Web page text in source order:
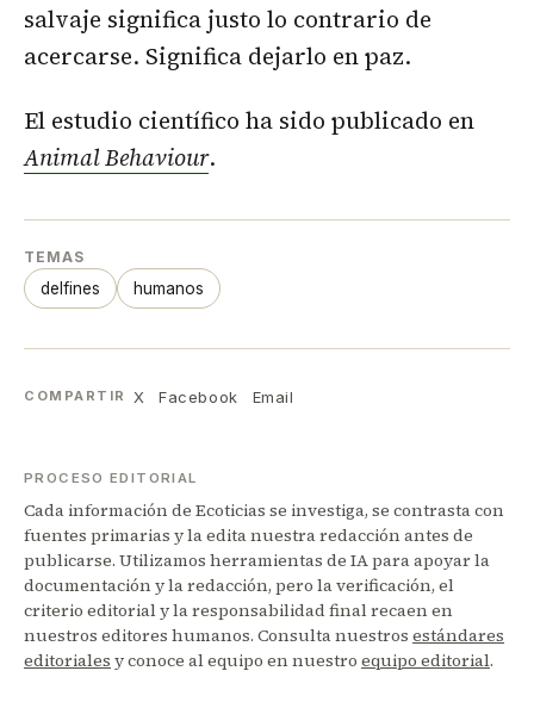
salvaje significa justo lo contrario de
acercarse. Significa dejarlo en paz.
El estudio científico ha sido publicado en
Animal Behaviour.
TEMAS
delfines humanos
COMPARTIR X Facebook Email
PROCESO EDITORIAL
Cada información de Ecoticias se investiga, se contrasta con
fuentes primarias y la edita nuestra redacción antes de
publicarse. Utilizamos herramientas de IA para apoyar la
documentación y la redacción, pero la verificación, el
criterio editorial y la responsabilidad final recaen en
nuestros editores humanos. Consulta nuestros estándares
editoriales y conoce al equipo en nuestro equipo editorial.